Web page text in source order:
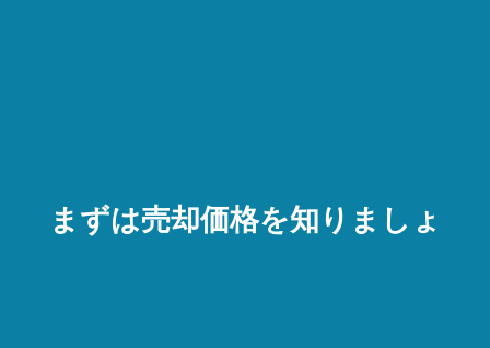
まずは売却価格を知りましょ